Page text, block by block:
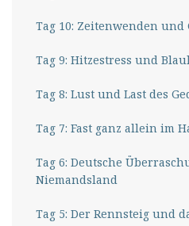
Tag 10: Zeitenwenden und
Tag 9: Hitzestress und
Tag 8: Lust und Last des
Tag 7: Fast ganz allein
Tag 6: Deutsche
Niemandsland
Tag 5: Der Rennsteig und